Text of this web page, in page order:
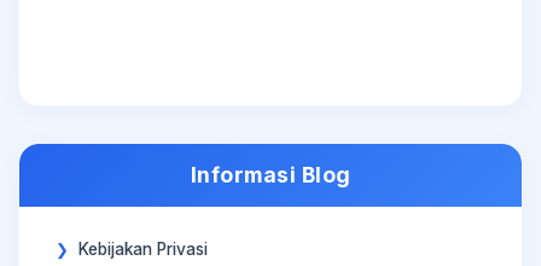
Informasi Blog
Kebijakan Privasi